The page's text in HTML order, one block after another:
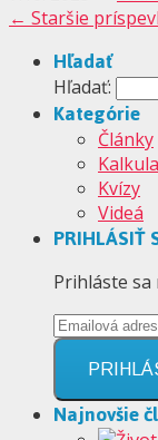
← Staršie
Hľadať
Hľadať:
Kategórie
Články
Kvízy
Videá
PRIHLÁSIŤ
Prihláste
Najnovšie